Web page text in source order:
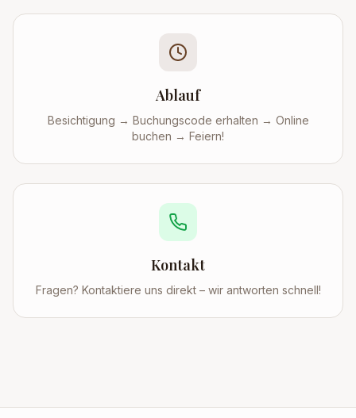
Ablauf
Besichtigung → Buchungscode erhalten → Online
buchen → Feiern!
Kontakt
Fragen? Kontaktiere uns direkt – wir antworten schnell!